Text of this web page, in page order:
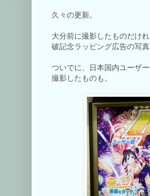
久々の更新。
大分前に撮影したものだけ
破記念ラッピング広告の写
ついでに、日本国内ユーザ
撮影したものも。